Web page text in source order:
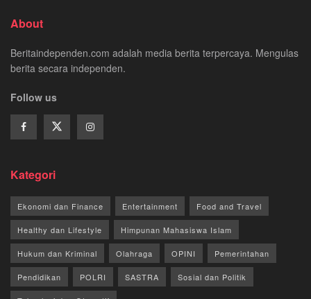
About
Beritaindependen.com adalah media berita terpercaya. Mengulas
berita secara independen.
Follow us
Kategori
Ekonomi dan Finance Entertainment Food and Travel
Healthy dan Lifestyle Himpunan Mahasiswa Islam
Hukum dan Kriminal Olahraga OPINI Pemerintahan
Pendidikan POLRI SASTRA Sosial dan Politik